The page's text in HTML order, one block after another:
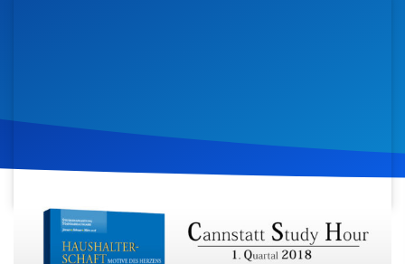
22. Januar 2018 1.053Klicks Download
Studienzentrum
Kontakt